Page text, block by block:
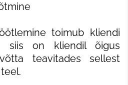
toimub kliendi
siis on kliendil õigus
teavitades sellest